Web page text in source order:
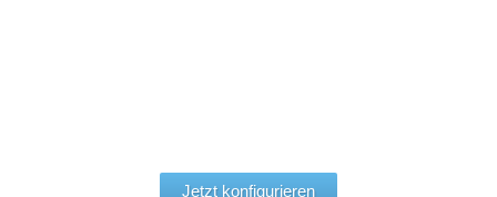
Jetzt konfigurieren